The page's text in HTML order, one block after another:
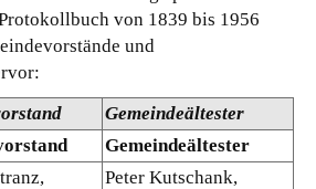
von 1839 bis 1956
und
Gemeindeältester
Gemeindeältester
Peter Kutschank,